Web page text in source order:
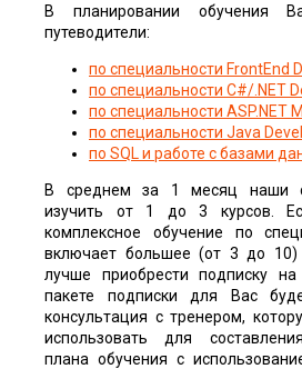
В планировании обучения
путеводители:
по специальности FrontEnd
по специальности С#/.NET
по специальности ASP.NET
по специальности Java
по SQL и работе с базами
В среднем за 1 месяц наши
изучить от 1 до 3 курсов.
комплексное обучение по
включает большее (от 3 до 10)
лучше приобрести подписку
пакете подписки для Вас
консультация с тренером,
использовать для
плана обучения с